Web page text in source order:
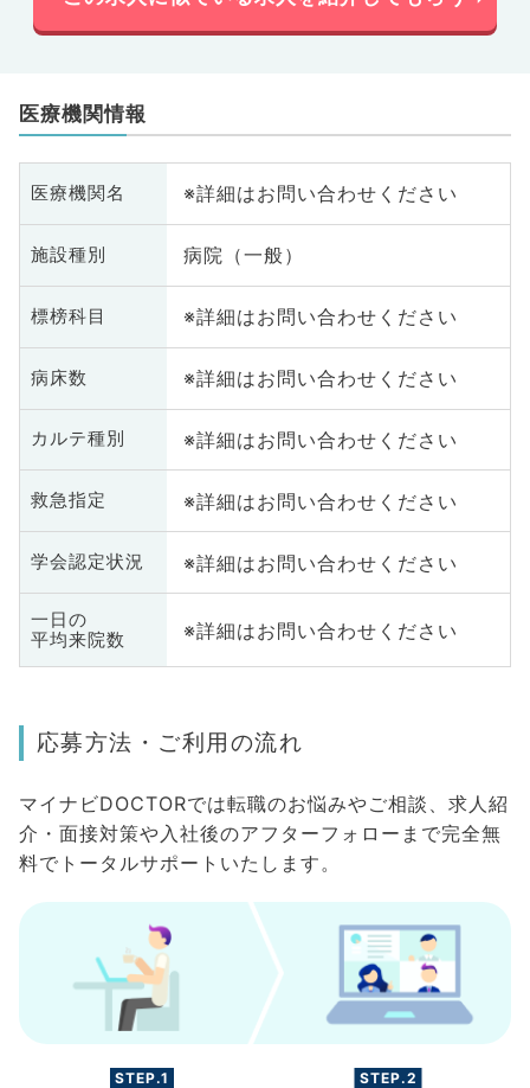
医療機関情報
医療機関名 ※詳細はお問い合わせください
施設種別 病院（一般）
標榜科目 ※詳細はお問い合わせください
病床数 ※詳細はお問い合わせください
カルテ種別 ※詳細はお問い合わせください
救急指定 ※詳細はお問い合わせください
学会認定状況 ※詳細はお問い合わせください
一日の
平均来院数
※詳細はお問い合わせください
応募方法・ご利用の流れ
マイナビDOCTORでは転職のお悩みやご相談、求人紹
介・面接対策や入社後のアフターフォローまで完全無
料でトータルサポートいたします。
STEP.1 STEP.2